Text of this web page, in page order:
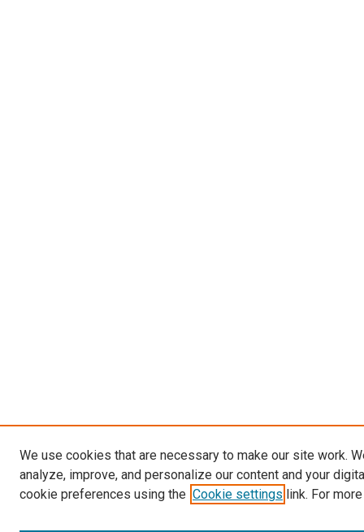
We use cookies that are necessary to make our site work.
analyze, improve, and personalize our content and your
cookie preferences using the Cookie settings link. For